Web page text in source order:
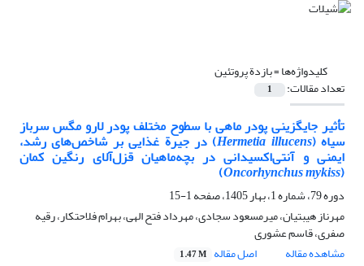
کلیدواژه‌ها =بازدة پروتئین
تعداد مقالات: 1
تأثیر جایگزینی پودر ماهی با سطوح مختلف پودر لارو مگس سرباز
سیاه (Hermetia illucens) در جیرة غذایی بر شاخص‌های رشد،
ایمنی و آنتی‌اکسیدانی در بچه‌ماهیان قزل‌آلای رنگین ‏کمان
(
Oncorhynchus mykiss
)
دوره 79، شماره 1، بهار 1405، صفحه
1-15
مهرناز هیبتیان، میرمسعود سجادی، مهرداد فتح الهی، بهرام فلاحتکار، رقیه
صفری، قاسم عشوری
مشاهده مقاله
اصل مقاله 1.47 M